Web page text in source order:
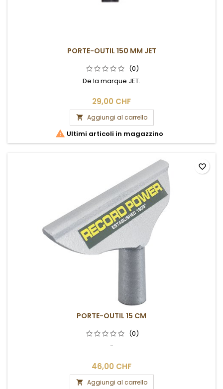
PORTE-OUTIL 150 MM JET
(0)
De la marque JET.
29,00 CHF
 Aggiungi al carrello
 Ultimi articoli in magazzino
PORTE-OUTIL 15 CM
(0)
-
46,00 CHF
 Aggiungi al carrello
favorite_border